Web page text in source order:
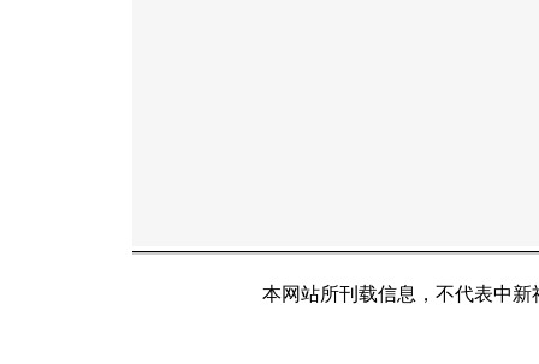
本网站所刊载信息，不代表中